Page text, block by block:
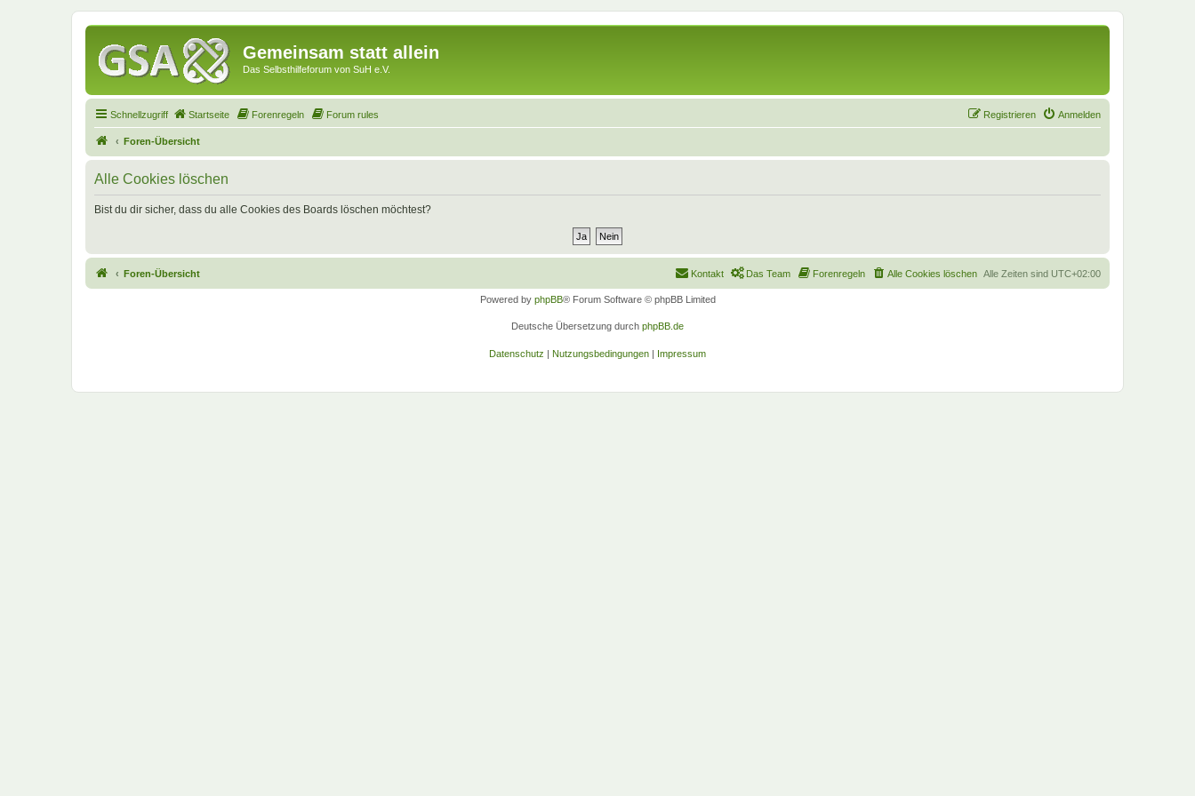
Gemeinsam statt allein
Das Selbsthilfeforum von SuH e.V.
Schnellzugriff Startseite Forenregeln Forum rules Anmelden
Registrieren
Foren-Übersicht
Alle Cookies löschen
Bist du dir sicher, dass du alle Cookies des Boards löschen möchtest?
Foren-Übersicht Alle Zeiten sind UTC+02:00
Alle Cookies löschen
Forenregeln
Das Team
Kontakt
Powered by phpBB® Forum Software © phpBB Limited
Deutsche Übersetzung durch phpBB.de
Datenschutz | Nutzungsbedingungen | Impressum